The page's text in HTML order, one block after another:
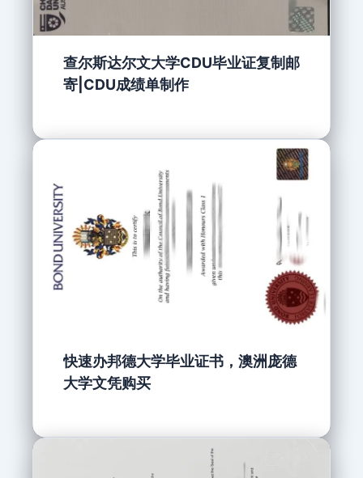
查尔斯达尔文大学CDU毕业证复制邮
寄|CDU成绩单制作
快速办邦德大学毕业证书，澳洲庞德
大学文凭购买